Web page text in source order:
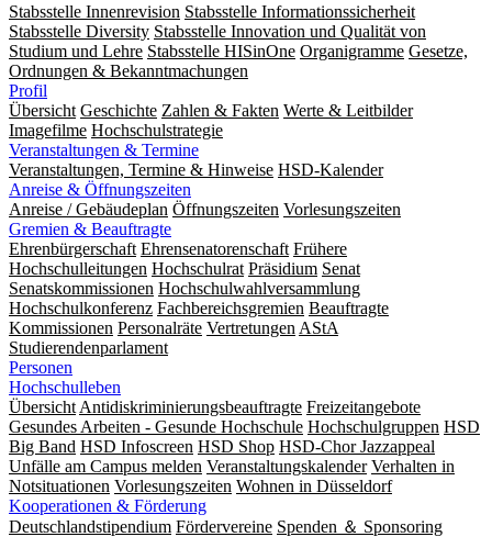
Stabsstelle Innenrevision Stabsstelle In­for­ma­ti­ons­sicher­heit
Stabsstelle Diversity Stabsstelle Innovation und Qualität von
Studium und Lehre Stabsstelle HISinOne Organigramme Gesetze,
Ordnungen & Bekanntmachungen
Profil
Übersicht Geschichte Zahlen & Fakten Werte & Leitbilder
Imagefilme Hochschulstrategie
Veranstaltungen & Termine
Veranstaltungen, Termine & Hinweise HSD-Kalender
Anreise & Öffnungszeiten
Anreise / Gebäudeplan Öffnungszeiten Vorlesungszeiten
Gremien & Beauftragte
Ehrenbürgerschaft Ehrensenatorenschaft Frühere
Hochschulleitungen Hochschulrat Präsidium Senat
Senatskommissionen Hochschulwahlversammlung
Hochschulkonferenz Fachbereichsgremien Beauftragte
Kommissionen Personalräte Vertretungen AStA
Studierendenparlament
Personen
Hochschulleben
Übersicht Antidiskriminierungsbeauftragte Freizeitangebote
Gesundes Arbeiten - Gesunde Hochschule Hochschulgruppen HSD
Big Band HSD Infoscreen HSD Shop HSD-Chor Jazzappeal
Unfälle am Campus melden Veranstaltungskalender Verhalten in
Notsituationen Vorlesungszeiten Wohnen in Düsseldorf
Kooperationen & Förderung
Deutschlandstipendium Fördervereine Spenden ＆ Sponsoring